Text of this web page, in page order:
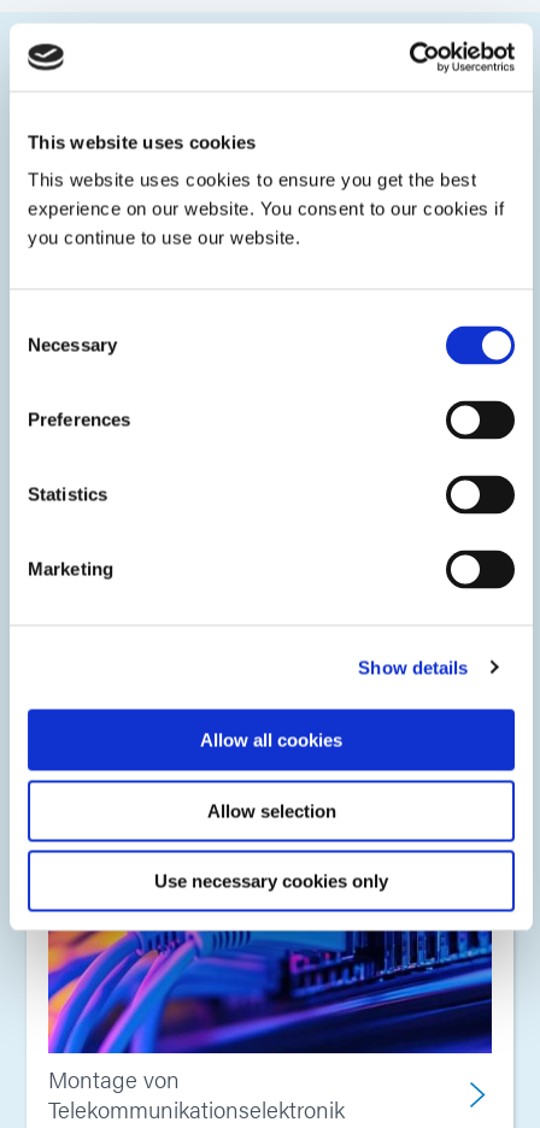
This website uses cookies
This website uses cookies to ensure you get the best
experience on our website. You consent to our cookies if
you continue to use our website.
Selection
Necessary
Preferences
Statistics
Marketing
Show details
Allow all cookies
Allow selection
Use necessary cookies only
Montage optischer Komponenten
Zu den optisch klaren, UV-aushärtbaren Klebstoffe von
Dymax für die Montage optischer Komponenten und
Montage von
Telekommunikationselektronik